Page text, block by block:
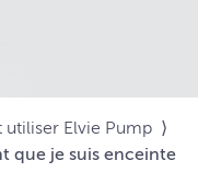
utiliser Elvie Pump ⟩
que je suis enceinte